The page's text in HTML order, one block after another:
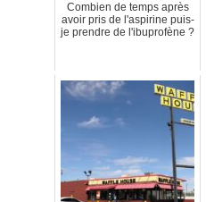
Combien de temps après
avoir pris de l'aspirine puis-
je prendre de l'ibuprofène ?